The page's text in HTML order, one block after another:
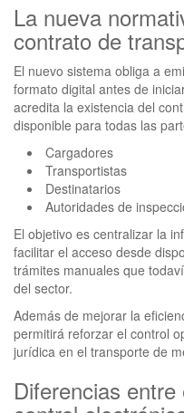
La nueva
contrato de
El nuevo sistema obliga a
formato digital antes de
acredita la existencia del
disponible para todas las
Cargadores
Transportistas
Destinatarios
Autoridades de
El objetivo es centralizar la
facilitar el acceso desde
trámites manuales que
del sector.
Además de mejorar la
permitirá reforzar el control
jurídica en el transporte de
Diferencias